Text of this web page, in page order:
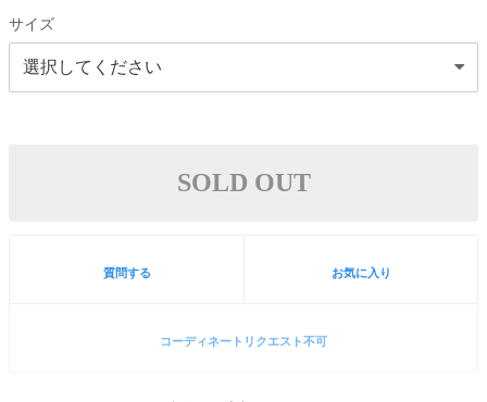
サイズ
SOLD OUT
質問する お気に入り
コーディネートリクエスト不可